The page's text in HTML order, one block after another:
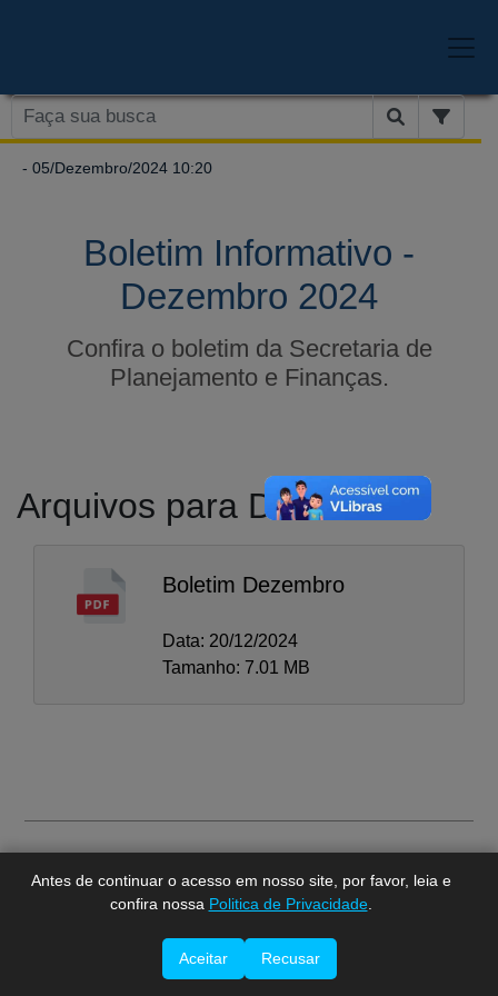
Antes de continuar o acesso em nosso site, por favor, leia e
confira nossa Politica de Privacidade.
Aceitar Recusar
- 05/Dezembro/2024 10:20
Boletim Informativo -
Dezembro 2024
Confira o boletim da Secretaria de
Planejamento e Finanças.
Arquivos para Download
Boletim Dezembro
Data: 20/12/2024
Tamanho: 7.01 MB